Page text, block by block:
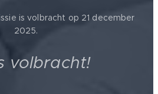
is volbracht op 21 december
2025.
volbracht!